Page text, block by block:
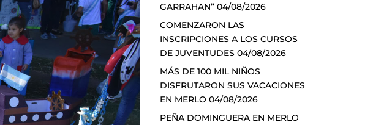
GARRAHAN” 04/08/2026
COMENZARON LAS
INSCRIPCIONES A LOS CURSOS
DE JUVENTUDES 04/08/2026
MÁS DE 100 MIL NIÑOS
DISFRUTARON SUS VACACIONES
EN MERLO 04/08/2026
PEÑA DOMINGUERA EN MERLO